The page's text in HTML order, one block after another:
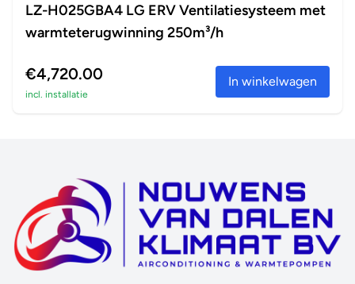
LZ-H025GBA4 LG ERV Ventilatiesysteem met
warmteterugwinning 250m³/h
€4,720.00
incl. installatie
In winkelwagen